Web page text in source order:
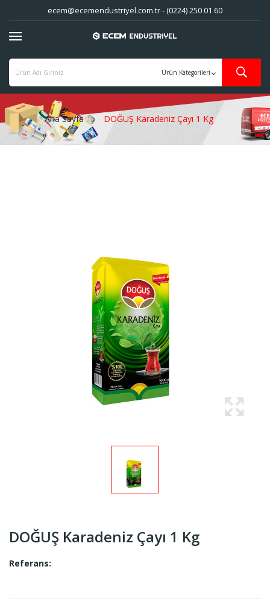
ecem@ecemendustriyel.com.tr - (0224) 250 01 60
Ana Sayfa DOĞUŞ Karadeniz Çayı 1 Kg
DOĞUŞ Karadeniz Çayı 1 Kg
Referans: